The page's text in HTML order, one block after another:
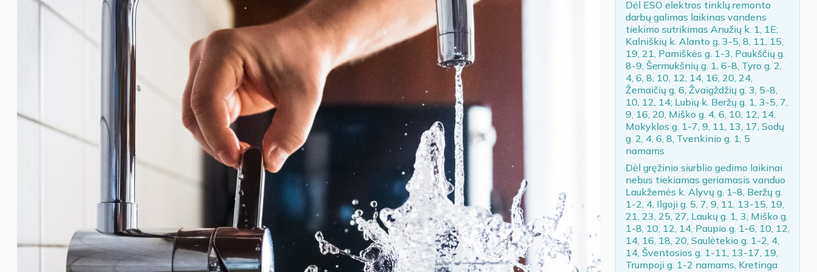
Dėl ESO elektros tinklų remonto
darbų galimas laikinas vandens
tiekimo sutrikimas Anužių k. 1, 1E;
Kalniškių k. Alanto g. 3-5, 8, 11, 15,
19, 21, Pamiškės g. 1-3, Paukščių g.
8-9, Šermukšnių g. 1, 6-8, Tyro g. 2,
4, 6, 8, 10, 12, 14, 16, 20, 24,
Žemaičių g. 6, Žvaigždžių g. 3, 5-8,
10, 12, 14; Lubių k. Beržų g. 1, 3-5, 7,
9, 16, 20, Miško g. 4, 6, 10, 12, 14,
Mokyklos g. 1-7, 9, 11, 13, 17, Sodų
g. 2, 4, 6, 8, Tvenkinio g. 1, 5
namams
Dėl gręžinio siurblio gedimo laikinai
nebus tiekiamas geriamasis vanduo
Laukžemės k. Alyvų g. 1-8, Beržų g.
1-2, 4, Ilgoji g. 5, 7, 9, 11, 13-15, 19,
21, 23, 25, 27, Laukų g. 1, 3, Miško g.
1-8, 10, 12, 14, Paupio g. 1-6, 10, 12,
14, 16, 18, 20, Saulėtekio g. 1-2, 4,
14, Šventosios g. 1-11, 13-17, 19,
Trumpoji g. 1-2 namams, Kretinga